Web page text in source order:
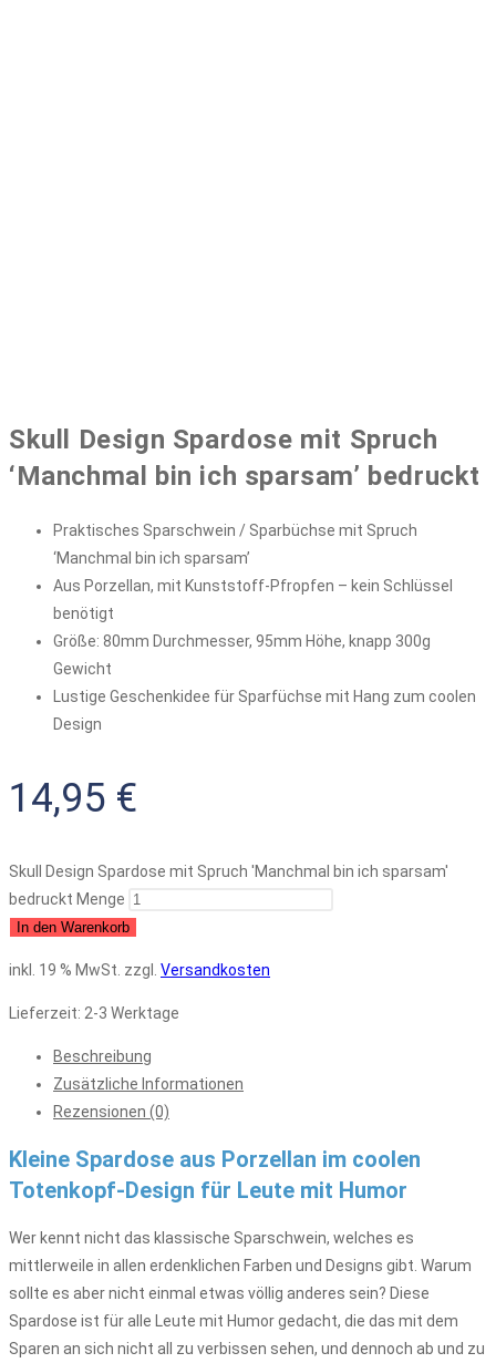
Skull Design Spardose mit Spruch
‘Manchmal bin ich sparsam’ bedruckt
Praktisches Sparschwein / Sparbüchse mit Spruch
‘Manchmal bin ich sparsam’
Aus Porzellan, mit Kunststoff-Pfropfen – kein Schlüssel
benötigt
Größe: 80mm Durchmesser, 95mm Höhe, knapp 300g
Gewicht
Lustige Geschenkidee für Sparfüchse mit Hang zum coolen
Design
14,95 €
Skull Design Spardose mit Spruch 'Manchmal bin ich sparsam'
bedruckt Menge
In den Warenkorb
inkl. 19 % MwSt. zzgl. Versandkosten
Lieferzeit: 2-3 Werktage
Beschreibung
Zusätzliche Informationen
Rezensionen (0)
Kleine Spardose aus Porzellan im coolen
Totenkopf-Design für Leute mit Humor
Wer kennt nicht das klassische Sparschwein, welches es
mittlerweile in allen erdenklichen Farben und Designs gibt. Warum
sollte es aber nicht einmal etwas völlig anderes sein? Diese
Spardose ist für alle Leute mit Humor gedacht, die das mit dem
Sparen an sich nicht all zu verbissen sehen, und dennoch ab und zu